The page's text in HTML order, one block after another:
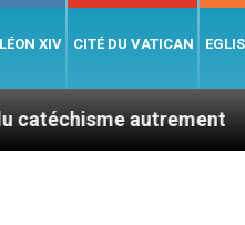
XIV CITÉ DU VATICAN
autrement